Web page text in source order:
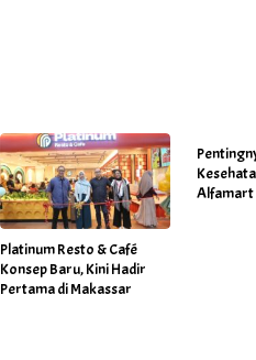
Platinum Resto & Café
Konsep Baru, Kini Hadir
Pertama di Makassar
Alfamart